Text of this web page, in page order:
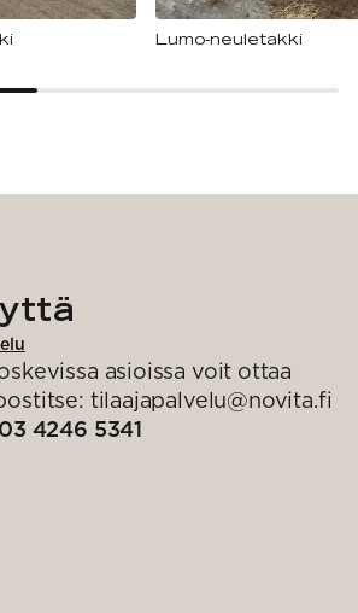
Lumo-neuletakki
asioissa voit ottaa
tilaajapalvelu@novita.fi
03 4246 5341